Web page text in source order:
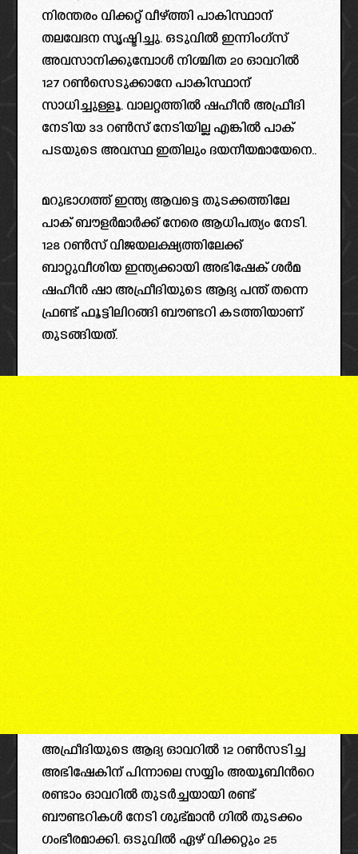
നിരന്തരം വിക്കറ്റ് വീഴ്ത്തി പാകിസ്ഥാന്
തലവേദന സൃഷ്ടിച്ചു. ഒടുവിൽ ഇന്നിംഗ്സ്
അവസാനിക്കുമ്പോൾ നിശ്ചിത 20 ഓവറിൽ
127 റൺസെടുക്കാനേ പാകിസ്ഥാന്
സാധിച്ചുള്ളൂ. വാലറ്റത്തിൽ ഷഹീൻ അഫ്രീദി
നേടിയ 33 റൺസ് നേടിയില്ല എങ്കിൽ പാക്
പടയുടെ അവസ്ഥ ഇതിലും ദയനീയമായേനെ..
മറുഭാഗത്ത് ഇന്ത്യ ആവട്ടെ തുടക്കത്തിലേ
പാക് ബൗളർമാർക്ക് നേരെ ആധിപത്യം നേടി.
128 റണ്‍സ് വിജയലക്ഷ്യത്തിലേക്ക്
ബാറ്റുവീശിയ ഇന്ത്യക്കായി അഭിഷേക് ശര്‍മ
ഷഹീന്‍ ഷാ അഫ്രീദിയുടെ ആദ്യ പന്ത് തന്നെ
ഫ്രണ്ട് ഫൂട്ടിലിറങ്ങി ബൗണ്ടറി കടത്തിയാണ്
തുടങ്ങിയത്.
അഫ്രീദിയുടെ ആദ്യ ഓവറില്‍ 12 റണ്‍സടിച്ച
അഭിഷേകിന് പിന്നാലെ സയ്യിം അയൂബിന്‍റെ
രണ്ടാം ഓവറില്‍ തുടര്‍ച്ചയായി രണ്ട്
ബൗണ്ടറികള്‍ നേടി ശുഭ്മാന്‍ ഗില്‍ തുടക്കം
ഗംഭീരമാക്കി. ഒടുവിൽ ഏഴ് വിക്കറ്റും 25